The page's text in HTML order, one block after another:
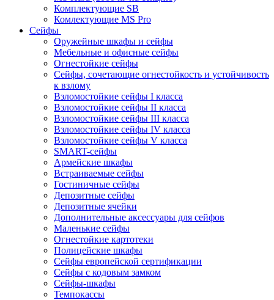
Комплектующие SB
Комлектующие MS Pro
Сейфы
Оружейные шкафы и сейфы
Мебельные и офисные сейфы
Огнестойкие сейфы
Сейфы, сочетающие огнестойкость и устойчивость
к взлому
Взломостойкие сейфы I класса
Взломостойкие сейфы II класса
Взломостойкие сейфы III класса
Взломостойкие сейфы IV класса
Взломостойкие сейфы V класса
SMART-сейфы
Армейские шкафы
Встраиваемые сейфы
Гостиничные сейфы
Депозитные сейфы
Депозитные ячейки
Дополнительные аксессуары для сейфов
Маленькие сейфы
Огнестойкие картотеки
Полицейские шкафы
Сейфы европейской сертификации
Сейфы с кодовым замком
Сейфы-шкафы
Темпокассы